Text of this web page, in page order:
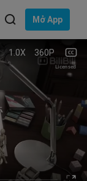
Mở App
1.0X 360P
Licensed